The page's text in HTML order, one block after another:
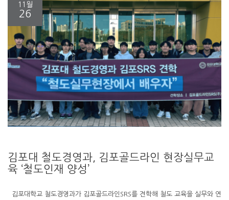
11월
26
김포대 철도경영과, 김포골드라인 현장실무교
육 ‘철도인재 양성’
김포대학교 철도경영과가 김포골드라인SRS를 견학해 철도 교육을 실무와 연